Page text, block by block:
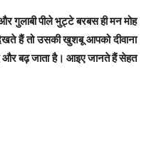
गुलाबी पीले भुट्टे बरबस ही मन मोह
हैं तो उसकी खुशबू आपको दीवाना
और बढ़ जाता है। आइए जानते हैं सेहत